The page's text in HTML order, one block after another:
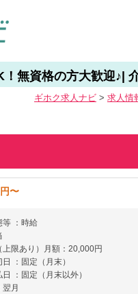
！無資格の方大歓迎♪|
ギホク求⼈ナビ > 求人情
〜
：時給
上限あり）月額：20,000円
：固定（月末）
：固定（月末以外）
月